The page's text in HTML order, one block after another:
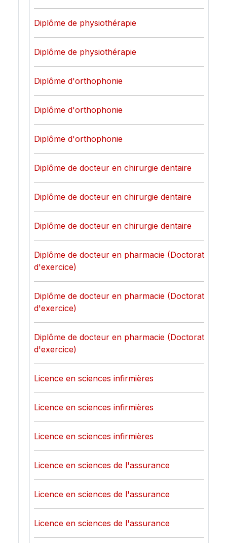
Diplôme de physiothérapie
Diplôme de physiothérapie
Diplôme d'orthophonie
Diplôme d'orthophonie
Diplôme d'orthophonie
Diplôme de docteur en chirurgie dentaire
Diplôme de docteur en chirurgie dentaire
Diplôme de docteur en chirurgie dentaire
Diplôme de docteur en pharmacie (Doctorat
d'exercice)
Diplôme de docteur en pharmacie (Doctorat
d'exercice)
Diplôme de docteur en pharmacie (Doctorat
d'exercice)
Licence en sciences infirmières
Licence en sciences infirmières
Licence en sciences infirmières
Licence en sciences de l'assurance
Licence en sciences de l'assurance
Licence en sciences de l'assurance